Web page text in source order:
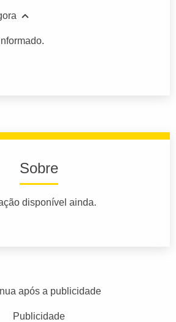
Sobre
disponível ainda.
após a publicidade
Publicidade